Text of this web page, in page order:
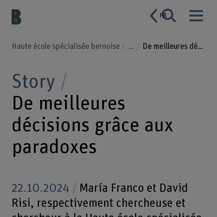
FR
Haute école spécialisée bernoise ... De meilleures décisions grâce aux paradoxes
Story
De meilleures
décisions grâce aux
paradoxes
22.10.2024
María Franco et David
Risi, respectivement chercheuse et